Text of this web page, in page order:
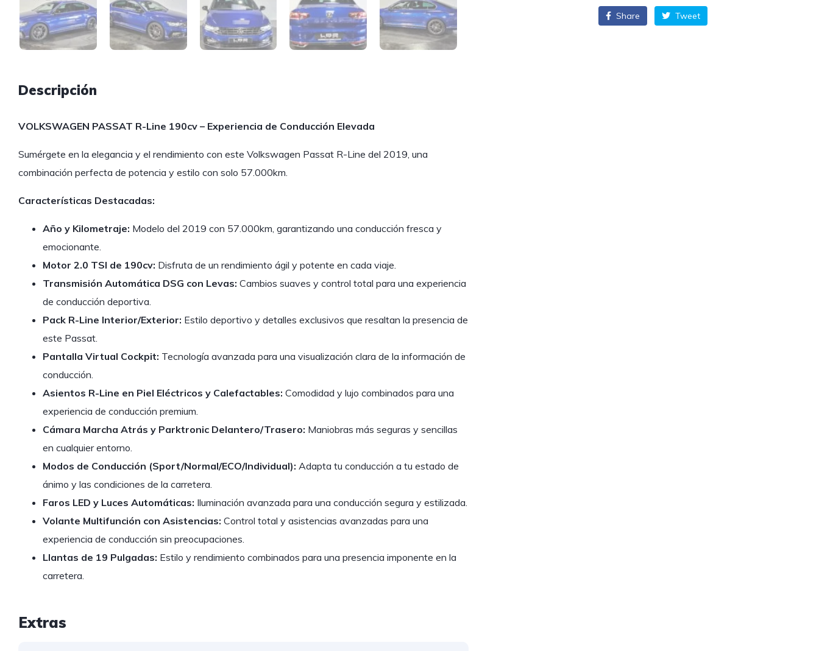
Descripción
VOLKSWAGEN PASSAT R-Line 190cv – Experiencia de Conducción Elevada
Sumérgete en la elegancia y el rendimiento con este Volkswagen Passat R-Line del 2019, una
combinación perfecta de potencia y estilo con solo 57.000km.
Características Destacadas:
Año y Kilometraje: Modelo del 2019 con 57.000km, garantizando una conducción fresca y
emocionante.
Motor 2.0 TSI de 190cv: Disfruta de un rendimiento ágil y potente en cada viaje.
Transmisión Automática DSG con Levas: Cambios suaves y control total para una experiencia
de conducción deportiva.
Pack R-Line Interior/Exterior: Estilo deportivo y detalles exclusivos que resaltan la presencia de
este Passat.
Pantalla Virtual Cockpit: Tecnología avanzada para una visualización clara de la información de
conducción.
Asientos R-Line en Piel Eléctricos y Calefactables: Comodidad y lujo combinados para una
experiencia de conducción premium.
Cámara Marcha Atrás y Parktronic Delantero/Trasero: Maniobras más seguras y sencillas
en cualquier entorno.
Modos de Conducción (Sport/Normal/ECO/Individual): Adapta tu conducción a tu estado de
ánimo y las condiciones de la carretera.
Faros LED y Luces Automáticas: Iluminación avanzada para una conducción segura y estilizada.
Volante Multifunción con Asistencias: Control total y asistencias avanzadas para una
experiencia de conducción sin preocupaciones.
Llantas de 19 Pulgadas: Estilo y rendimiento combinados para una presencia imponente en la
carretera.
Extras
Share Tweet